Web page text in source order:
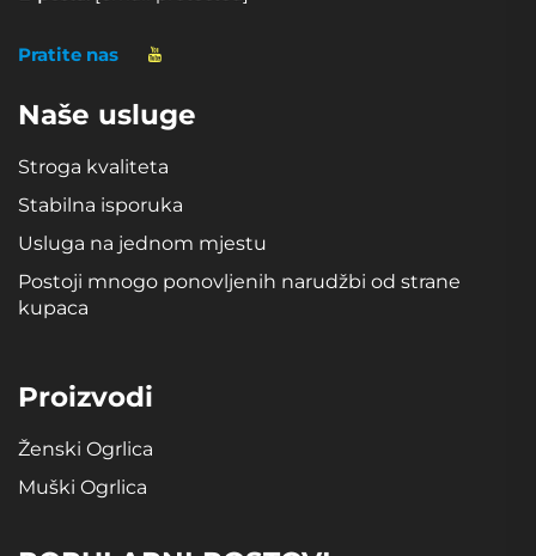
Pratite nas
Naše usluge
Stroga kvaliteta
Stabilna isporuka
Usluga na jednom mjestu
Postoji mnogo ponovljenih narudžbi od strane
kupaca
Proizvodi
Ženski Ogrlica
Muški Ogrlica